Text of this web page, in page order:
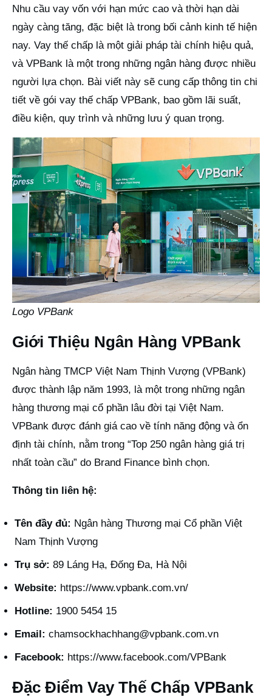
Nhu cầu vay vốn với hạn mức cao và thời hạn dài
ngày càng tăng, đặc biệt là trong bối cảnh kinh tế hiện
nay. Vay thế chấp là một giải pháp tài chính hiệu quả,
và VPBank là một trong những ngân hàng được nhiều
người lựa chọn. Bài viết này sẽ cung cấp thông tin chi
tiết về gói vay thế chấp VPBank, bao gồm lãi suất,
điều kiện, quy trình và những lưu ý quan trọng.
Logo VPBank
Giới Thiệu Ngân Hàng VPBank
Ngân hàng TMCP Việt Nam Thịnh Vượng (VPBank)
được thành lập năm 1993, là một trong những ngân
hàng thương mại cổ phần lâu đời tại Việt Nam.
VPBank được đánh giá cao về tính năng động và ổn
định tài chính, nằm trong “Top 250 ngân hàng giá trị
nhất toàn cầu” do Brand Finance bình chọn.
Thông tin liên hệ:
Tên đầy đủ: Ngân hàng Thương mại Cổ phần Việt
Nam Thịnh Vượng
Trụ sở: 89 Láng Hạ, Đống Đa, Hà Nội
Website: https://www.vpbank.com.vn/
Hotline: 1900 5454 15
Email: chamsockhachhang@vpbank.com.vn
Facebook: https://www.facebook.com/VPBank
Đặc Điểm Vay Thế Chấp VPBank